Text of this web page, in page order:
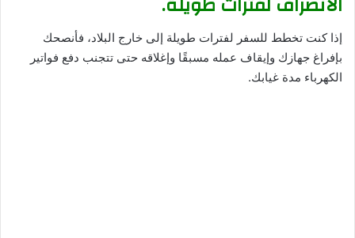
إذا كنت تخطط للسفر لفترات طويلة إلى خارج البلاد، فأنصحك
بإفراغ جهازك وإيقاف عمله مسبقًا وإغلاقه حتى تتجنب دفع فواتير
الكهرباء مدة غيابك.